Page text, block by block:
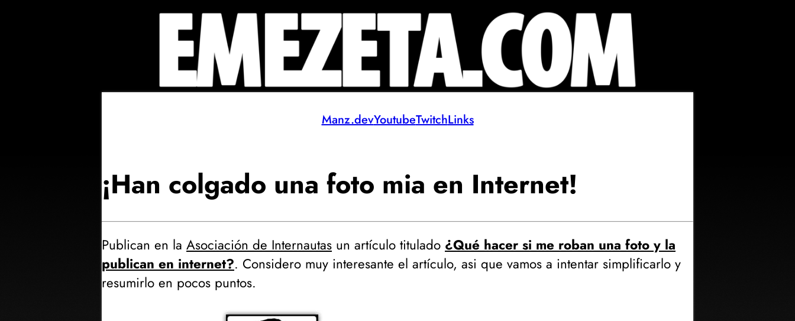
Manz.devYoutubeTwitchLinks
¡Han colgado una foto mia en Internet!
Publican en la Asociación de Internautas un artículo titulado ¿Qué hacer si me roban una foto y la
publican en internet?. Considero muy interesante el artículo, asi que vamos a intentar simplificarlo y
resumirlo en pocos puntos.